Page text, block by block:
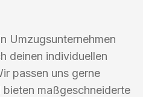
Umzugsunternehmen
deinen individuellen
passen uns gerne
bieten maßgeschneiderte